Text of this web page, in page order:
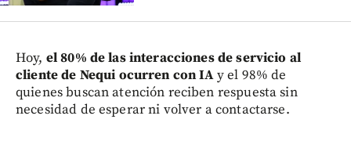
Hoy, el 80% de las interacciones de servicio al
cliente de Nequi ocurren con IAy el 98% de
quienes buscan atención reciben respuesta sin
necesidad de esperar ni volver a contactarse.